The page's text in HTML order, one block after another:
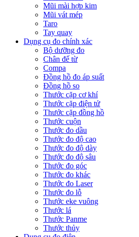
Mũi mài hợp kim
Mũi vát mép
Taro
Tay quay
Dụng cụ đo chính xác
Bộ dưỡng đo
Chân đế từ
Compa
Đồng hồ đo áp suất
Đồng hồ so
Thước cặp cơ khí
Thước cặp điện tử
Thước cặp đồng hồ
Thước cuộn
Thước đo dầu
Thước đo độ cao
Thước đo độ dày
Thước đo độ sâu
Thước đo góc
Thước đo khác
Thước đo Laser
Thước đo lỗ
Thước eke vuông
Thước lá
Thước Panme
Thước thủy